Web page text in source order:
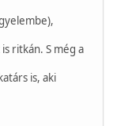
ritkán. S még a
is, aki